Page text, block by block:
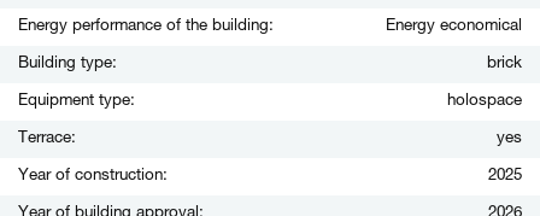
Energy performance of the building: Energy economical
Building type: brick
Equipment type: holospace
Terrace: yes
Year of construction: 2025